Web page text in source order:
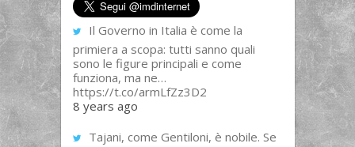
Il Governo in Italia è come la
primiera a scopa: tutti sanno quali
sono le figure principali e come
funziona, ma ne…
https://t.co/armLfZz3D2
8 years ago
Tajani, come Gentiloni, è nobile. Se